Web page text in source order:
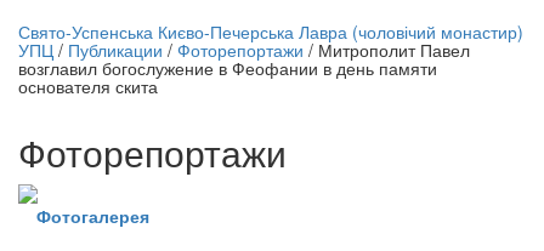
трансляция | 12 сентября
трансляции
Свято-Успенська Києво-Печерська Лавра (чоловічий монастир)
УПЦ / Публикации / Фоторепортажи / Митрополит Павел
возглавил богослужение в Феофании в день памяти
основателя скита
Фоторепортажи
Фотогалерея